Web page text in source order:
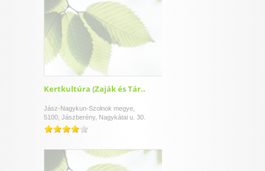
Kertkultúra (Zaják és Tár..
Jász-Nagykun-Szolnok megye,
5100, Jászberény, Nagykátai u. 30.